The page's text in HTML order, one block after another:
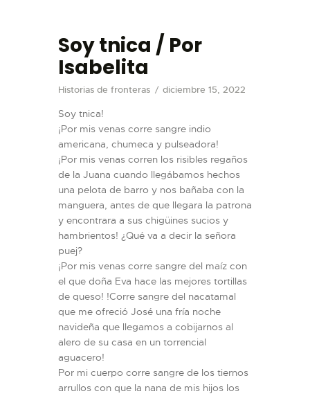
EXHIBICIONES
ACTIVIDADES
TIENDA
EDUCACIÓN
COMPRAR TIQUETES
ENGLISH
Soy tnica / Por
Isabelita
Historias de fronteras diciembre 15, 2022
Soy tnica!
¡Por mis venas corre sangre indio
americana, chumeca y pulseadora!
¡Por mis venas corren los risibles regaños
de la Juana cuando llegábamos hechos
una pelota de barro y nos bañaba con la
manguera, antes de que llegara la patrona
y encontrara a sus chigüines sucios y
hambrientos! ¿Qué va a decir la señora
puej?
¡Por mis venas corre sangre del maíz con
el que doña Eva hace las mejores tortillas
de queso! !Corre sangre del nacatamal
que me ofreció José una fría noche
navideña que llegamos a cobijarnos al
alero de su casa en un torrencial
aguacero!
Por mi cuerpo corre sangre de los tiernos
arrullos con que la nana de mis hijos los